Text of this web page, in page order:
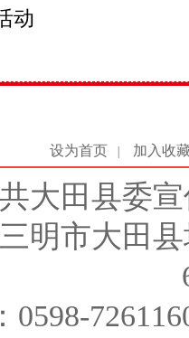
动
设为首页 加入收
大田县委
明市大田
0598-